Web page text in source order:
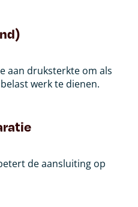
aan druksterkte om als
werk te dienen.
de aansluiting op